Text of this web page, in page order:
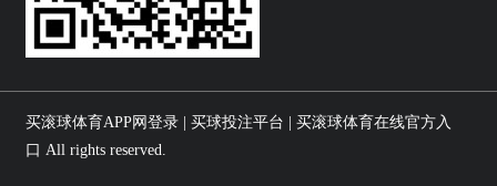
买滚球体育APP网登录 | 买球投注平台 | 买滚球体育在线官方入
口 All rights reserved.